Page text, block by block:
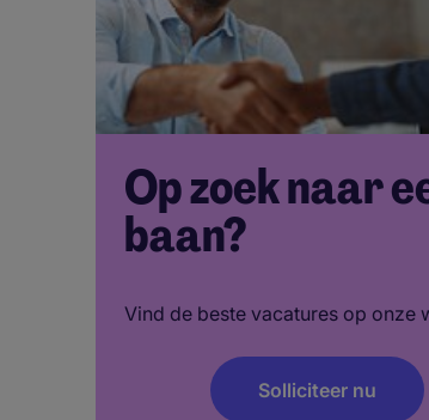
Op zoek naar
baan?
Vind de beste vacatures op onze
Solliciteer nu